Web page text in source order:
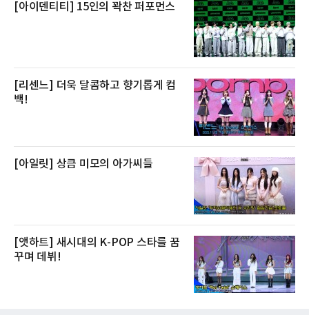
[아이덴티티] 15인의 꽉찬 퍼포먼스
[리센느] 더욱 달콤하고 향기롭게 컴
백!
[아일릿] 상큼 미모의 아가씨들
[앳하트] 새시대의 K-POP 스타를 꿈
꾸며 데뷔!